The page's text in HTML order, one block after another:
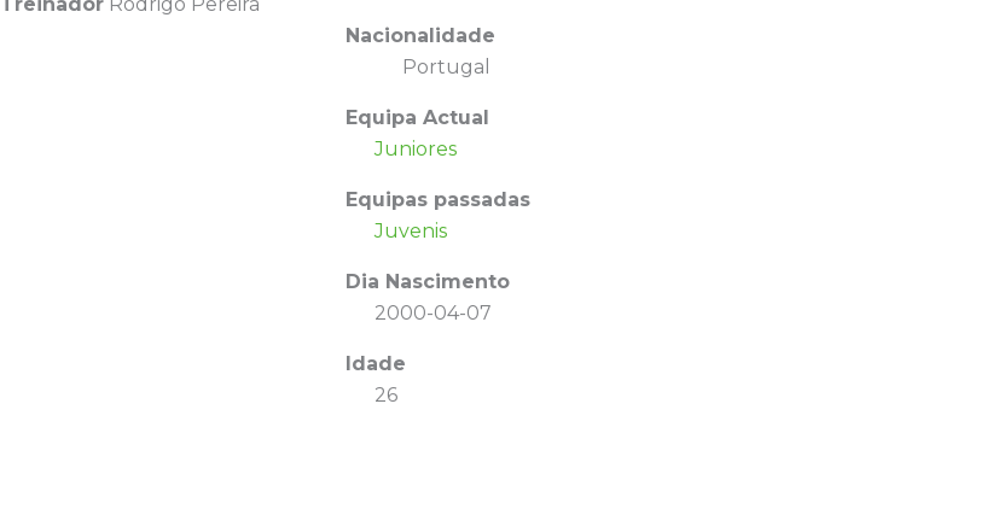
Nacionalidade
Portugal
Equipa Actual
Juniores
Equipas passadas
Juvenis
Dia Nascimento
2000-04-07
Idade
26